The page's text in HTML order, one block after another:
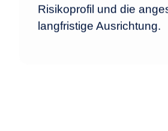
Risikoprofil und die
langfristige Ausrichtung.